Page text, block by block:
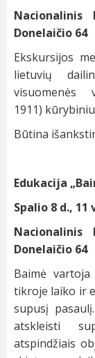
Donelaičio 64
Ekskursijos
lietuvių
1911)
Būtina
Edukacija
Spalio 8 d., 11
Donelaičio 64
Baimė
tikroje laiko ir
supusį
atskleisti
atspindžiais